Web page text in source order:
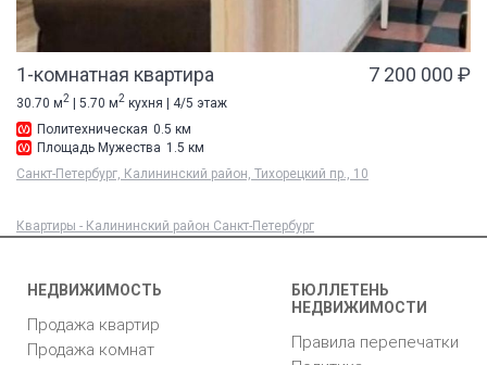
1-комнатная квартира 7 200 000 ₽
30.70 м2 | 5.70 м2 кухня | 4/5 этаж
Политехническая 0.5 км
Площадь Мужества 1.5 км
Санкт-Петербург, Калининский район, Тихорецкий пр., 10
Квартиры - Калининский район Санкт-Петербург
НЕДВИЖИМОСТЬ
Продажа квартир
Продажа комнат
БЮЛЛЕТЕНЬ
НЕДВИЖИМОСТИ
Правила перепечатки